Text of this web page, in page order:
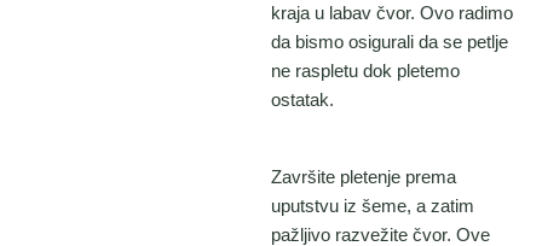
kraja u labav čvor. Ovo radimo
da bismo osigurali da se petlje
ne raspletu dok pletemo
ostatak.
Završite pletenje prema
uputstvu iz šeme, a zatim
pažljivo razvežite čvor. Ove